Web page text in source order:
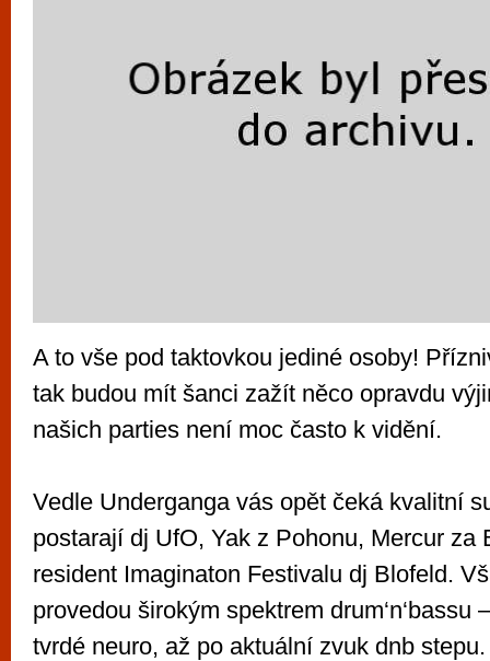
A to vše pod taktovkou jediné osoby!
tak budou mít šanci zažít něco opravdu
našich parties není moc často k vidění.
Vedle Underganga vás opět čeká kvalitní
postarají dj UfO, Yak z Pohonu, Mercur za
resident Imaginaton Festivalu dj Blofeld.
provedou širokým spektrem drum‘n‘bassu
tvrdé neuro, až po aktuální zvuk dnb